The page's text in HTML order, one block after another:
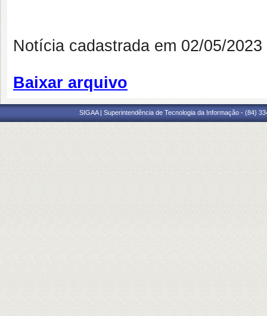
Notícia cadastrada em 02/05/
Baixar arquivo
SIGAA | Superintendência de Tecnologia da Informação - (84)